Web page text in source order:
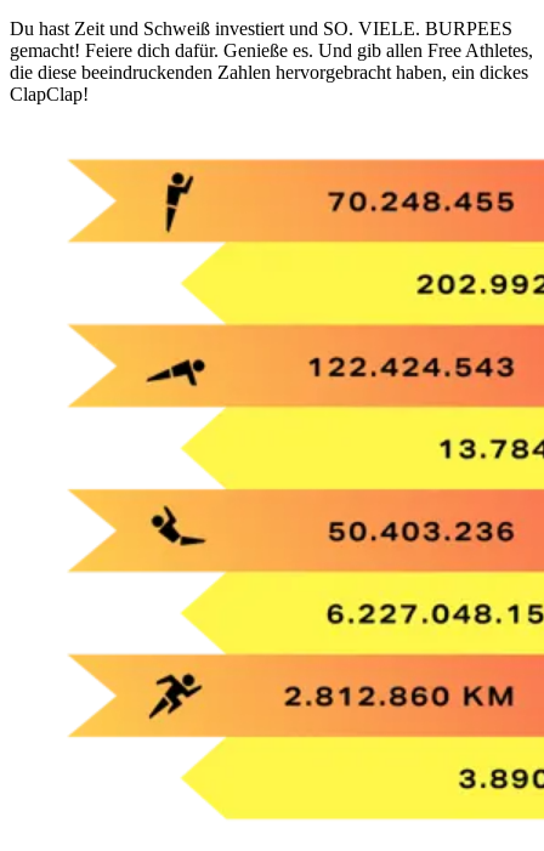
Du hast Zeit und Schweiß investiert und SO. VIELE. BURPEES
gemacht! Feiere dich dafür. Genieße es. Und gib allen Free Athletes,
die diese beeindruckenden Zahlen hervorgebracht haben, ein dickes
ClapClap!